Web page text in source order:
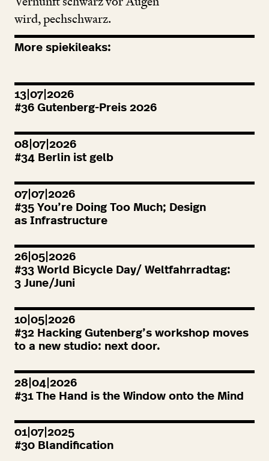
wird, pechschwarz.
More spiekileaks:
13|07|2026
#36 Gutenberg-Preis 2026
08|07|2026
#34 Berlin ist gelb
07|07|2026
#35 You’re Doing Too Much; Design
as Infrastructure
26|05|2026
#33 World Bicycle Day/ Weltfahrradtag:
3 June/Juni
10|05|2026
#32 Hacking Gutenberg’s workshop moves
to a new studio: next door.
28|04|2026
#31The Hand is the Window onto the Mind
01|07|2025
#30 Blandification